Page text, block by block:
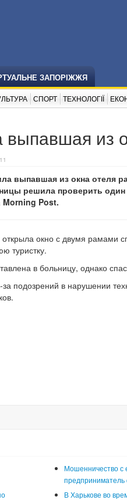
ЗАПОРІЖЖЯ
СПОРТ ТЕХНОЛОГІЇ
выпавшая из
выпавшая из окна отеля
решила проверить
Post.
окно с двумя рамами
туристку.
в больницу, однако
подозрений в нарушении
Мошенничество с
предприниматель
В Харькове во